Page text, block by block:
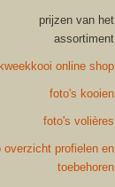
prijzen van het
assortiment
kweekkooi online shop
foto's kooien
foto's volières
overzicht profielen en
toebehoren